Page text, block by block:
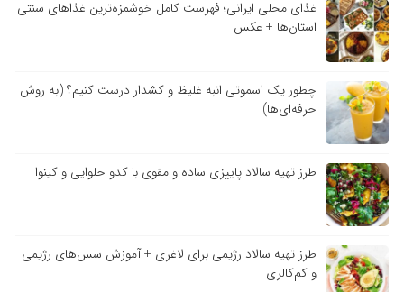
غذای محلی ایرانی؛ فهرست کامل خوشمزه‌ترین غذاهای سنتی
استان‌ها + عکس
چطور یک اسموتی انبه غلیظ و کشدار درست کنیم؟ (به روش
حرفه‌ای‌ها)
طرز تهیه سالاد پاییزی ساده و مقوی با کدو حلوایی و کینوا
طرز تهیه سالاد رژیمی برای لاغری + آموزش سس‌های رژیمی
و کم‌کالری